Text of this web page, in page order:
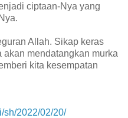
ciptaan-Nya yang
Allah. Sikap keras
akan mendatangkan murka
kita kesempatan
sh/2022/02/20/